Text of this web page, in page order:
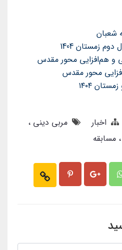
شعبان
زمستان 1404
هم‌افزایی محور مقدس
محور مقدس
۱۴۰۴
اخبار
مربی دینی
مسابقه